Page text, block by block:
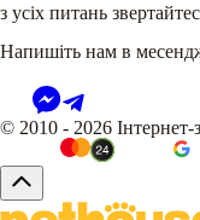
з усіх питань
Напишіть нам в
© 2010 - 2026 Інтернет-